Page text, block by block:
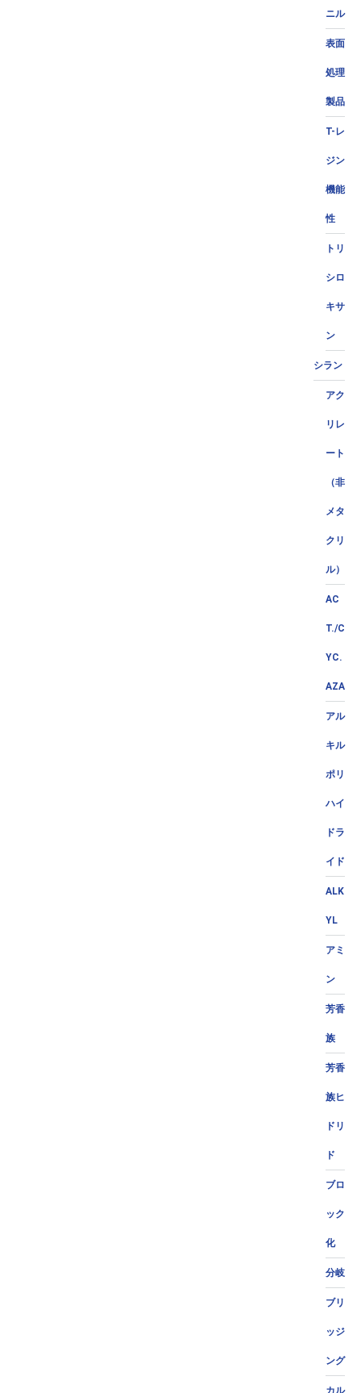
ニル
表面
処理
製品
T-レ
ジン
機能
性
トリ
シロ
キサ
ン
シラン
アク
リレ
ート
（非
メタ
クリ
ル）
AC
T./C
YC.
AZA
アル
キル
ポリ
ハイ
ドラ
イド
ALK
YL
アミ
ン
芳香
族
芳香
族ヒ
ドリ
ド
ブロ
ック
化
分岐
ブリ
ッジ
ング